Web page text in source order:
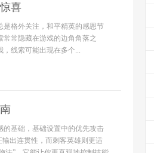
喜
格外关注，和平精英的感恩节
常隐藏在游戏的边角角落之
线索可能出现在多个...
的基础，基础设置中的优先攻击
出连贯性，而刺客英雄则更适